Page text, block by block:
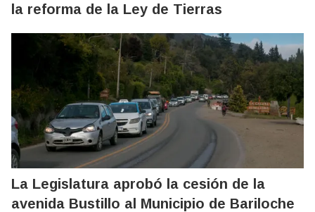
la reforma de la Ley de Tierras
La Legislatura aprobó la cesión de la
avenida Bustillo al Municipio de Bariloche